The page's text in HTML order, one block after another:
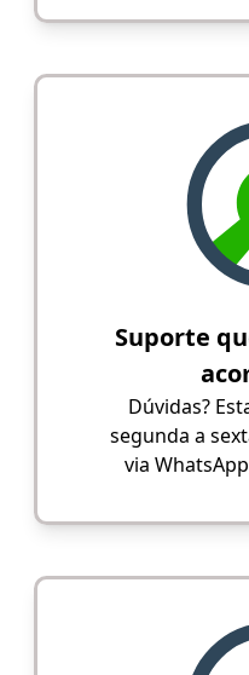
Suporte
Dúvidas?
segunda a
via